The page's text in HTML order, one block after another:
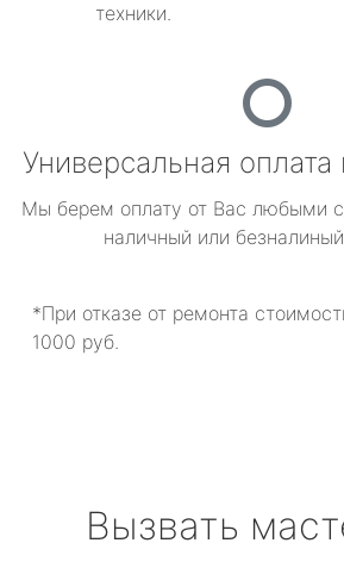
техники.
Универсальная
Мы берем оплату от Вас любыми
наличный или
*При отказе от ремонта
1000 руб.
Вызвать